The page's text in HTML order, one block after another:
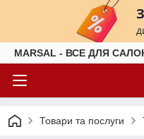
MARSAL - ВСЕ ДЛЯ
Товари та послуги